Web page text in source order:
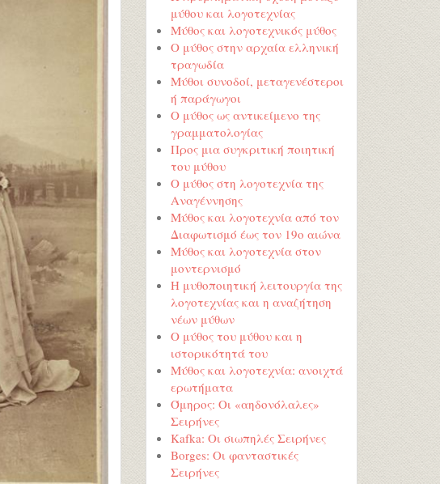
μύθου και λογοτεχνίας
Μύθος και λογοτεχνικός μύθος
Ο μύθος στην αρχαία ελληνική
τραγωδία
Μύθοι συνοδοί, μεταγενέστεροι
ή παράγωγοι
Ο μύθος ως αντικείμενο της
γραμματολογίας
Προς μια συγκριτική ποιητική
του μύθου
Ο μύθος στη λογοτεχνία της
Αναγέννησης
Μύθος και λογοτεχνία από τον
Διαφωτισμό έως τον 19ο αιώνα
Μύθος και λογοτεχνία στον
μοντερνισμό
Η μυθοποιητική λειτουργία της
λογοτεχνίας και η αναζήτηση
νέων μύθων
Ο μύθος του μύθου και η
ιστορικότητά του
Μύθος και λογοτεχνία: ανοιχτά
ερωτήματα
Όμηρος: Οι «αηδονόλαλες»
Σειρήνες
Kafka: Οι σιωπηλές Σειρήνες
Borges: Οι φανταστικές
Σειρήνες